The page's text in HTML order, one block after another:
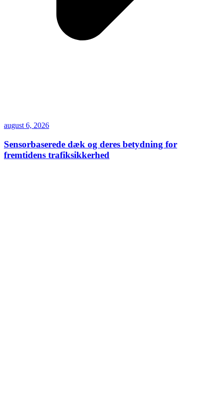
august 6, 2026
Sensorbaserede dæk og deres betydning for
fremtidens trafiksikkerhed